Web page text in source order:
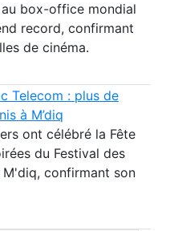
box-office mondial
record, confirmant
de cinéma.
Telecom : plus de
à M’diq
ont célébré la Fête
du Festival des
M'diq, confirmant son